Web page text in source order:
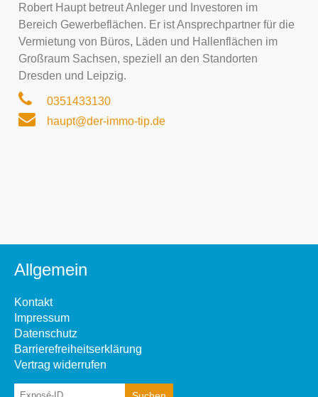
Robert Haupt betreut Anleger und Investoren im
Bereich Gewerbeflächen. Er ist Ansprechpartner für die
Vermietung von Büros, Läden und Hallenflächen im
Großraum Sachsen, speziell an den Standorten
Dresden und Leipzig.
0351433130
haupt@der-immo-tip.de
Allgemein
Kontakt
Impressum
Datenschutz
Barrierefreiheitserklärung
Vertrag widerrufen